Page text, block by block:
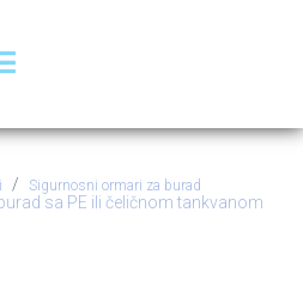
Sigurnosni ormari za burad
sa PE ili čeličnom tankvanom